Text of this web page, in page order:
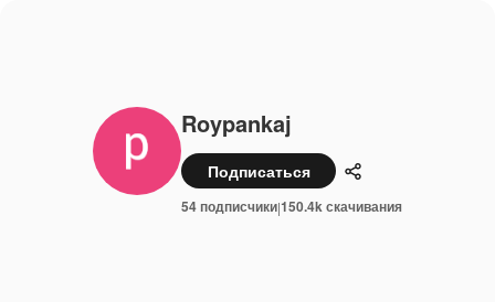
Roypankaj
Подписаться Поделиться
54 подписчики|150.4k скачивания